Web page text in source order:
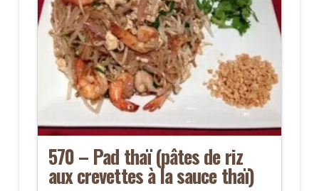
570 – Pad thaï (pâtes de riz
aux crevettes à la sauce thaï)